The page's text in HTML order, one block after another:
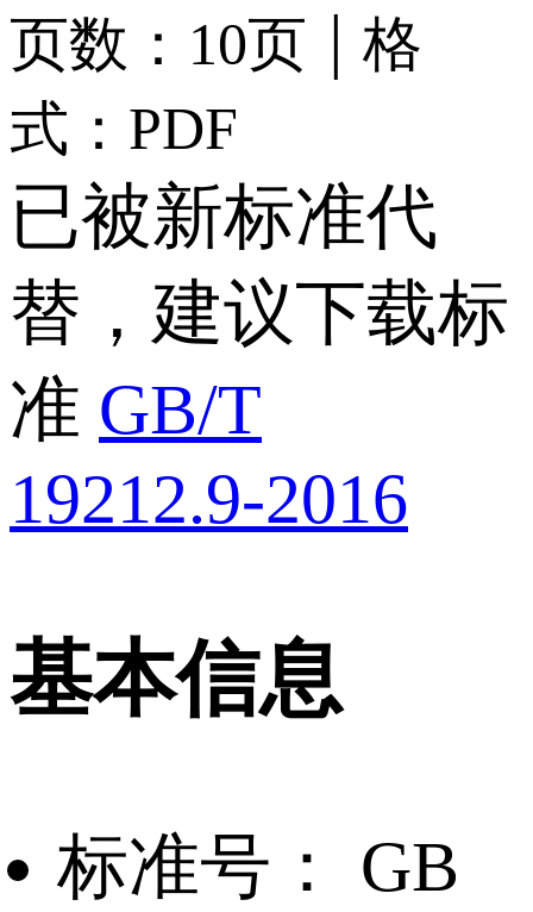
页数：10页 | 格
式：PDF
已被新标准代
替，建议下载标
准 GB/T
19212.9-2016
基本信息
标准号：
GB